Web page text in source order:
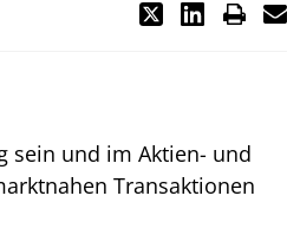
sein und im Aktien- und
Transaktionen